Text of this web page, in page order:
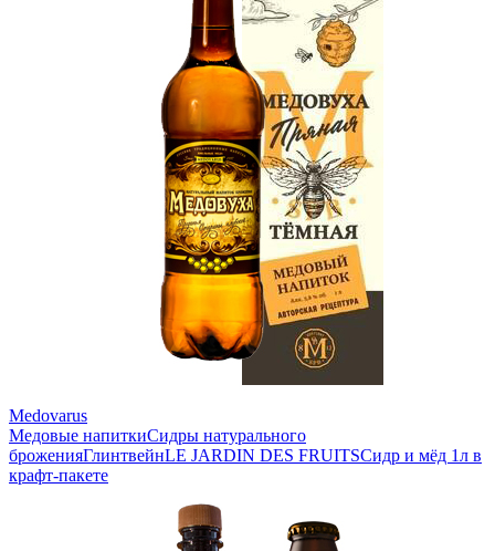
Medovarus
Медовые напиткиСидры натурального
броженияГлинтвейнLE JARDIN DES FRUITSСидр и мёд 1л в
крафт-пакете